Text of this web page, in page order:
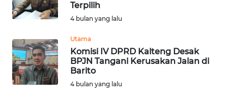
Terpilih
4 bulan yang lalu
Utama
Komisi IV DPRD Kalteng Desak
BPJN Tangani Kerusakan Jalan di
Barito
4 bulan yang lalu
WN
WN
KALSEL